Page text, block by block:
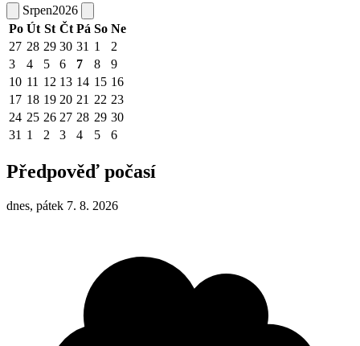
Srpen2026
Po Út St Čt Pá So Ne
27 28 29 30 31 1
2
3
4 5 6 7 8
9
10 11 12 13 14 15 16
17 18 19 20 21 22 23
24 25 26 27 28 29 30
31 1 2 3 4 5 6
Předpověď počasí
dnes, pátek 7. 8. 2026